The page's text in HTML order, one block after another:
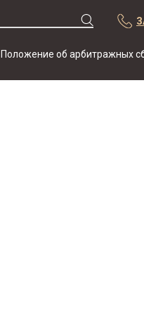
Положение об арбитражных